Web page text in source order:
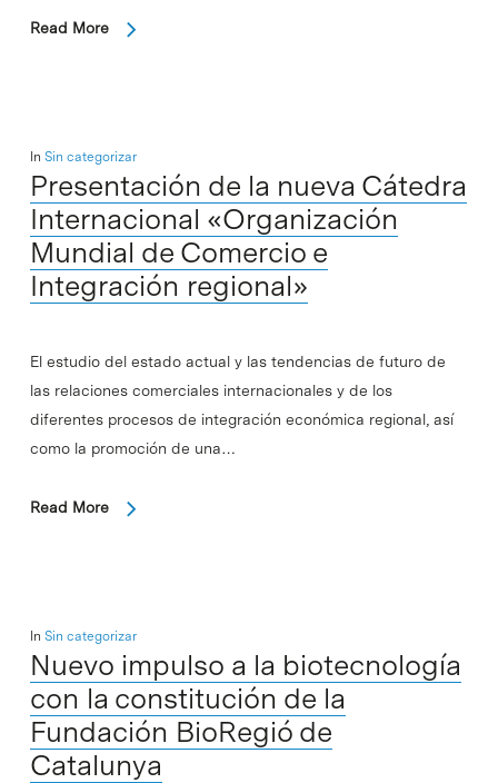
Read More
In Sin categorizar
Presentación de la nueva Cátedra
Internacional «Organización
Mundial de Comercio e
Integración regional»
El estudio del estado actual y las tendencias de futuro de
las relaciones comerciales internacionales y de los
diferentes procesos de integración económica regional, así
como la promoción de una…
Read More
In Sin categorizar
Nuevo impulso a la biotecnología
con la constitución de la
Fundación BioRegió de
Catalunya